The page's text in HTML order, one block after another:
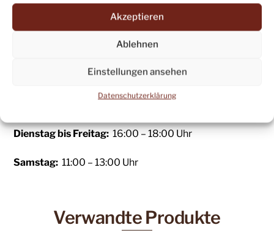
Akzeptieren
Ablehnen
Einstellungen ansehen
Datenschutzerklärung
erreichen Sie uns:
eMail:leder@fsschneider.de
Dienstag bis Freitag: 16:00 – 18:00 Uhr
Samstag: 11:00 – 13:00 Uhr
Verwandte Produkte